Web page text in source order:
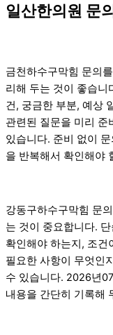
일산한의원 문
금천하수구막힘 문의
리해 두는 것이 좋습
건, 궁금한 부분, 예상
관련된 질문을 미리 준
있습니다. 준비 없이
을 반복해서 확인해야
강동구하수구막힘 문
는 것이 중요합니다.
확인해야 하는지, 조건
필요한 사항이 무엇인
수 있습니다. 2026년
내용을 간단히 기록해